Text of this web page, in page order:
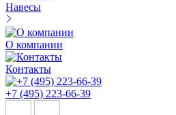
Навесы
О компании
Контакты
+7 (495) 223-66-39